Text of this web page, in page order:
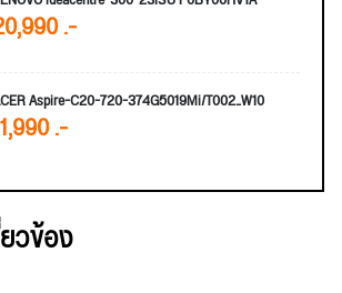
.-
Aspire-C20-720-374G5019Mi/T002_W10
.-
วข้อง